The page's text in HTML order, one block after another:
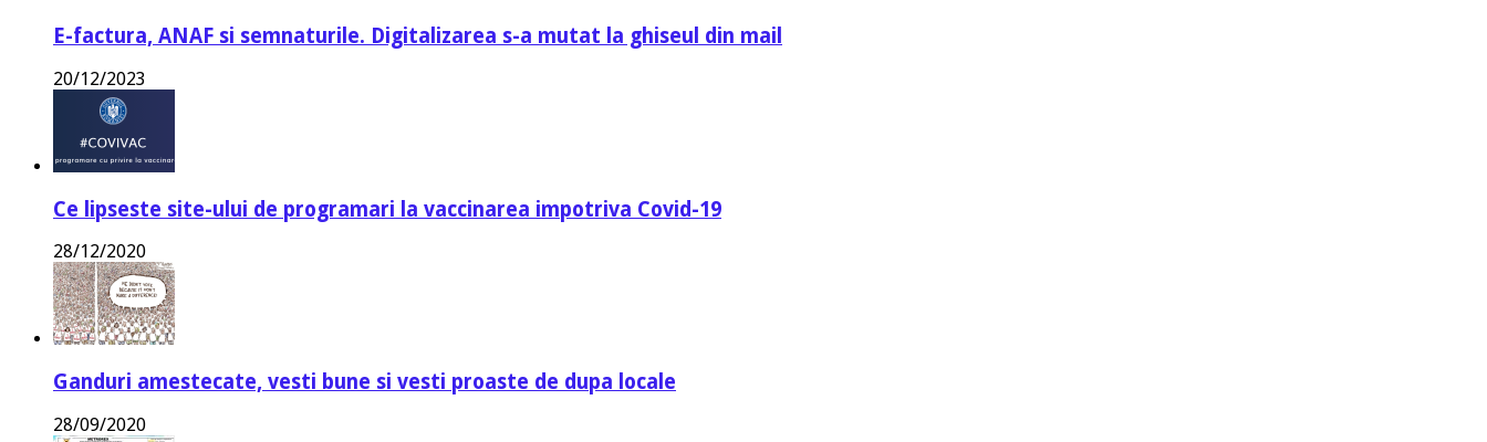
E-factura, ANAF si semnaturile. Digitalizarea s-a mutat la ghiseul din mail
20/12/2023
Ce lipseste site-ului de programari la vaccinarea impotriva Covid-19
28/12/2020
Ganduri amestecate, vesti bune si vesti proaste de dupa locale
28/09/2020